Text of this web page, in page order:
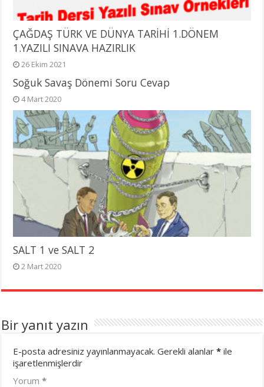
ÇAĞDAŞ TÜRK VE DÜNYA TARİHİ 1.DÖNEM
1.YAZILI SINAVA HAZIRLIK
26 Ekim 2021
Soğuk Savaş Dönemi Soru Cevap
4 Mart 2020
SALT 1 ve SALT 2
2 Mart 2020
Bir yanıt yazın
E-posta adresiniz yayınlanmayacak. Gerekli alanlar* ile
işaretlenmişlerdir
Yorum*